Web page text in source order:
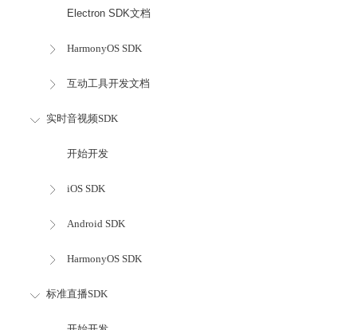
Electron SDK文档
HarmonyOS SDK
互动工具开发文档
实时音视频SDK
开始开发
iOS SDK
Android SDK
HarmonyOS SDK
标准直播SDK